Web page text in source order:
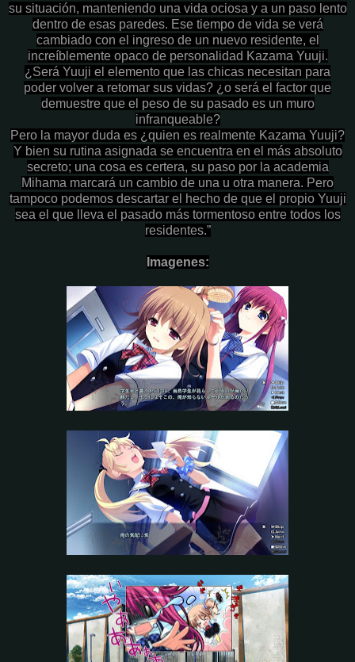
su situación, manteniendo una vida ociosa y a un paso lento
dentro de esas paredes. Ese tiempo de vida se verá
cambiado con el ingreso de un nuevo residente, el
increíblemente opaco de personalidad Kazama Yuuji.
¿Será Yuuji el elemento que las chicas necesitan para
poder volver a retomar sus vidas? ¿o será el factor que
demuestre que el peso de su pasado es un muro
infranqueable?
Pero la mayor duda es ¿quien es realmente Kazama Yuuji?
Y bien su rutina asignada se encuentra en el más absoluto
secreto; una cosa es certera, su paso por la academia
Mihama marcará un cambio de una u otra manera. Pero
tampoco podemos descartar el hecho de que el propio Yuuji
sea el que lleva el pasado más tormentoso entre todos los
residentes.”
Imagenes: